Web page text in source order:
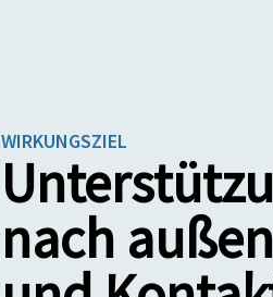
WIRKUNGSZIEL
nach